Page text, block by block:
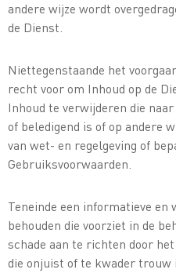
andere wijze wordt
de Dienst.
Niettegenstaande het
recht voor om Inhoud op de
Inhoud te verwijderen die
of beledigend is of op andere
van wet- en regelgeving of
Gebruiksvoorwaarden.
Teneinde een informatieve en
behouden die voorziet in de
schade aan te richten door
die onjuist of te kwader